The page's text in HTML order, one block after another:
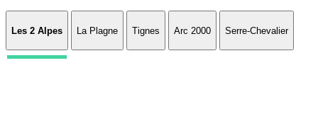
Les 2 Alpes La Plagne Tignes Arc 2000 Serre-Chevalier